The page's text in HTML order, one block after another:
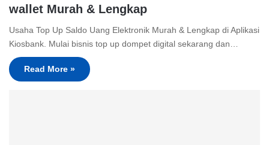
wallet Murah & Lengkap
Usaha Top Up Saldo Uang Elektronik Murah & Lengkap di Aplikasi
Kiosbank. Mulai bisnis top up dompet digital sekarang dan…
Read More »